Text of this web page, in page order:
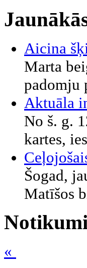
Aicina
Marta
padomju
Aktuāla
No š. g.
kartes,
Šogad,
Matīšos
«